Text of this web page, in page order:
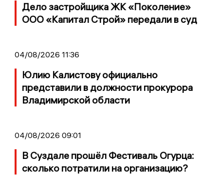
Дело застройщика ЖК «Поколение»
ООО «Капитал Строй» передали в суд
04/08/2026 11:36
Юлию Калистову официально
представили в должности прокурора
Владимирской области
04/08/2026 09:01
В Суздале прошёл Фестиваль Огурца:
сколько потратили на организацию?